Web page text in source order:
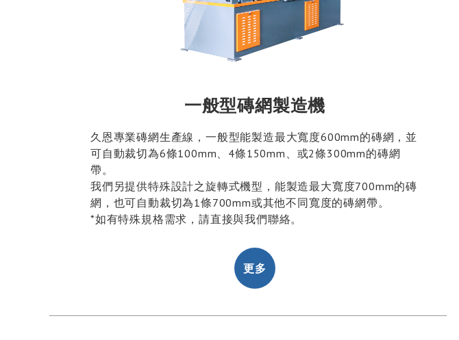
一般型磚網製造機
久恩專業磚網生產線，一般型能製造最大寬度600mm的磚網，並
可自動裁切為6條100mm、4條150mm、或2條300mm的磚網
帶。
我們另提供特殊設計之旋轉式機型，能製造最大寬度700mm的磚
網，也可自動裁切為1條700mm或其他不同寬度的磚網帶。
*如有特殊規格需求，請直接與我們聯絡。
更多